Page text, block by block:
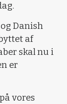
Danish
af
skal nu i
er
vores